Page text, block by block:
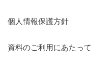
個人情報保護方針
資料のご利用にあたって